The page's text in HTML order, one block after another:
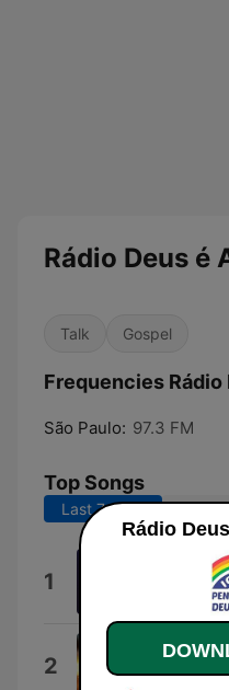
Rádio Deus é
Talk Gospel
Frequencies Rádio
São Paulo: 97.3 FM
Top Songs
Last 7 days Last
1 Funk It Up
BCD Studio
2 Daniela
Rádio